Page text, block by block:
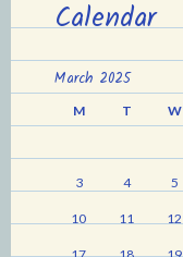
Calendar
March 2025
M T W
3 4 5
10 11 12